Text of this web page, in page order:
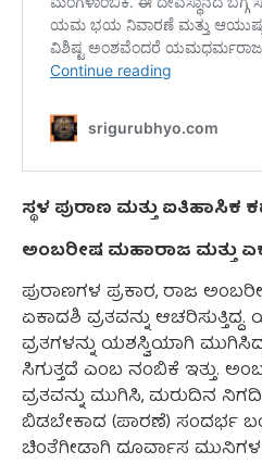
ಸ್ಥಳ ಪುರಾಣ ಮತ್ತು ಐತಿಹಾಸಿಕ
ಅಂಬರೀಷ ಮಹಾರಾಜ ಮತ್ತು
ಪುರಾಣಗಳ ಪ್ರಕಾರ, ರಾಜ
ಏಕಾದಶಿ ವ್ರತವನ್ನು
ವ್ರತಗಳನ್ನು ಯಶಸ್ವಿಯಾಗಿ
ಸಿಗುತ್ತದೆ ಎಂಬ ನಂಬಿಕೆ ಇತ್ತು.
ವ್ರತವನ್ನು ಮುಗಿಸಿ, ಮರುದಿನ
ಬಿಡಬೇಕಾದ (ಪಾರಣೆ) ಸಂದರ್ಭ
ಚಿಂತೆಗೀಡಾಗಿ ದೂರ್ವಾಸ